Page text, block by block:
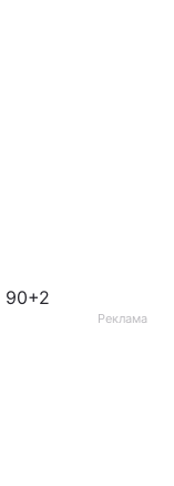
90+2
Реклама